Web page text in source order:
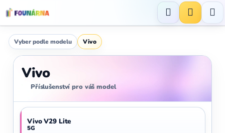
na
obsah
Hledat
Vyber podle modelu Vivo
Vivo
Příslušenství pro váš model
Vivo V29 Lite
5G